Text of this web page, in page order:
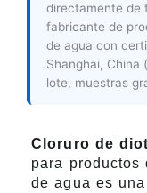
directamente de
fabricante de
de agua con
Shanghai, China
lote, muestras
Cloruro de
para productos
de agua es